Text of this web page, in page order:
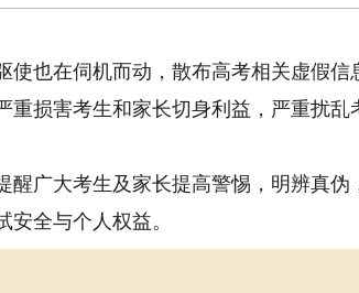
也在伺机而动，散布高考相关虚假信
损害考生和家长切身利益，严重扰乱
广大考生及家长提高警惕，明辨真伪
全与个人权益。